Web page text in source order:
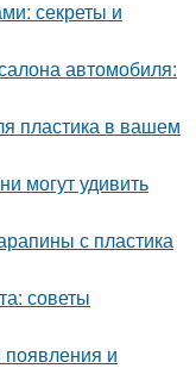
секреты и
автомобиля:
пластика в вашем
могут удивить
с пластика
советы
и